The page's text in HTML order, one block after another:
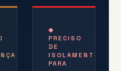
◆
PRECISO
DE
ISOLAMENTO
PARA